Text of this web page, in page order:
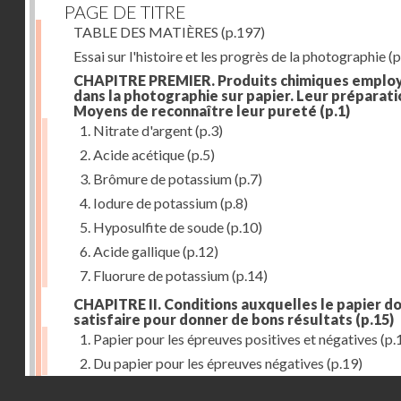
PAGE DE TITRE
TABLE DES MATIÈRES (p.197)
Essai sur l'histoire et les progrès de la photographie
CHAPITRE PREMIER. Produits chimiques
dans la photographie sur papier. Leur
Moyens de reconnaître leur pureté (p.1)
1. Nitrate d'argent(p.3)
2. Acide acétique(p.5)
3. Brômure de potassium(p.7)
4. Iodure de potassium(p.8)
5. Hyposulfite de soude(p.10)
6. Acide gallique(p.12)
7. Fluorure de potassium(p.14)
CHAPITRE II. Conditions auxquelles le papier
satisfaire pour donner de bons résultats (p.15)
1. Papier pour les épreuves positives et négatives
2. Du papier pour les épreuves négatives (p.19)